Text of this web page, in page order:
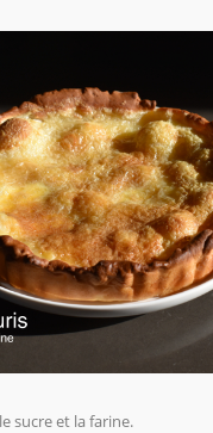
sucre et la farine.